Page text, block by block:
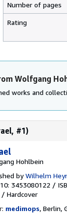
Number of pages
Rating
Wolfgang
works and
#1)
Hohlbein
byWilhelm
10: 3453080122 /
/ Hardcover
medimops, Berlin,